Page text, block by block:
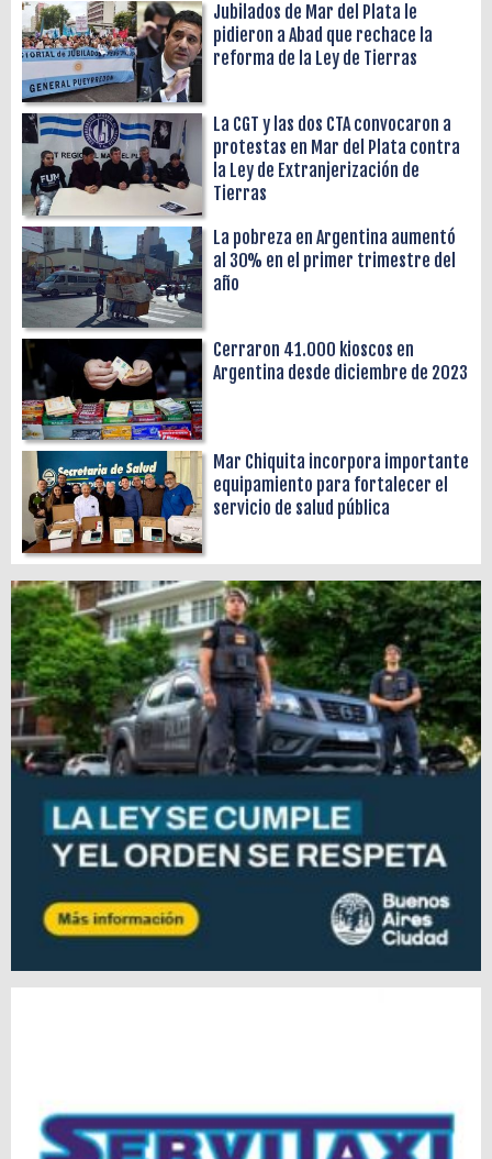
Jubilados de Mar del Plata le
pidieron a Abad que rechace la
reforma de la Ley de Tierras
La CGT y las dos CTA convocaron a
protestas en Mar del Plata contra
la Ley de Extranjerización de
Tierras
La pobreza en Argentina aumentó
al 30% en el primer trimestre del
año
Cerraron 41.000 kioscos en
Argentina desde diciembre de 2023
Mar Chiquita incorpora importante
equipamiento para fortalecer el
servicio de salud pública